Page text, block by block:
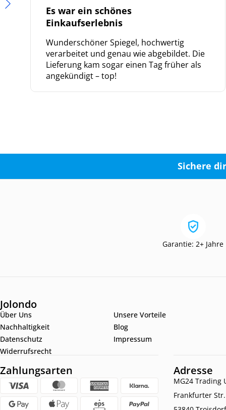
Es war ein schönes
Einkaufserlebnis
Wunderschöner Spiegel, hochwertig
verarbeitet und genau wie abgebildet. Die
Lieferung kam sogar einen Tag früher als
angekündigt – top!
Sichere
Garantie: 2+ Jahre
Jolondo
Über Uns
Unsere Vorteile
Nachhaltigkeit
Blog
Datenschutz
Impressum
Widerrufsrecht
Zahlungsarten Adresse
MG24 Trading
Frankfurter